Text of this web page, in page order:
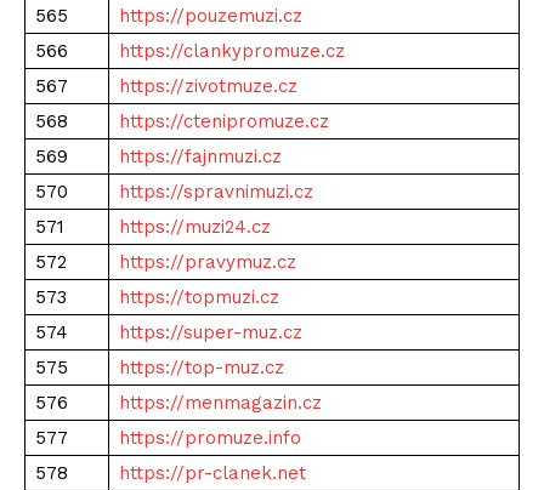
565
https://pouzemuzi.cz
566
https://clankypromuze.cz
567
https://zivotmuze.cz
568
https://ctenipromuze.cz
569
https://fajnmuzi.cz
570
https://spravnimuzi.cz
571
https://muzi24.cz
572
https://pravymuz.cz
573
https://topmuzi.cz
574
https://super-muz.cz
575
https://top-muz.cz
576
https://menmagazin.cz
577
https://promuze.info
578
https://pr-clanek.net